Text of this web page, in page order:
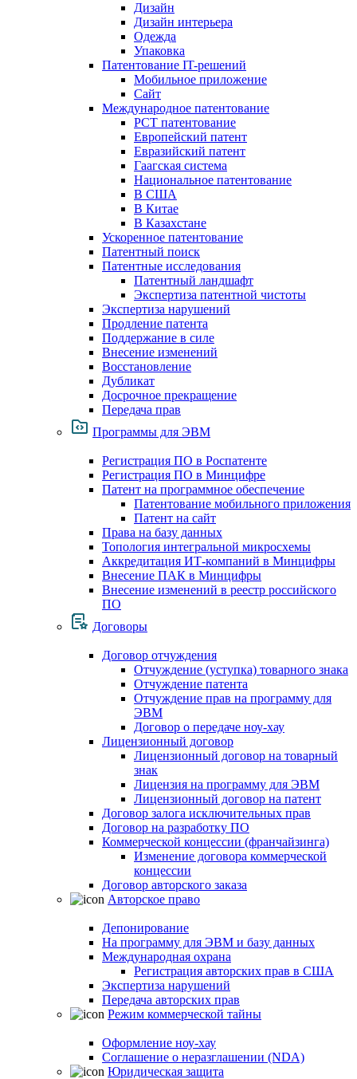
Дизайн
Дизайн интерьера
Одежда
Упаковка
Патентование IT-решений
Мобильное приложение
Сайт
Международное патентование
PCT патентование
Европейский патент
Евразийский патент
Гаагская система
Национальное патентование
В США
В Китае
В Казахстане
Ускоренное патентование
Патентный поиск
Патентные исследования
Патентный ландшафт
Экспертиза патентной чистоты
Экспертиза нарушений
Продление патента
Поддержание в силе
Внесение изменений
Восстановление
Дубликат
Досрочное прекращение
Передача прав
Программы для ЭВМ
Регистрация ПО в Роспатенте
Регистрация ПО в Минцифре
Патент на программное обеспечение
Патентование мобильного приложения
Патент на сайт
Права на базу данных
Топология интегральной микросхемы
Аккредитация ИТ-компаний в Минцифры
Внесение ПАК в Минцифры
Внесение изменений в реестр российского
ПО
Договоры
Договор отчуждения
Отчуждение (уступка) товарного знака
Отчуждение патента
Отчуждение прав на программу для
ЭВМ
Договор о передаче ноу-хау
Лицензионный договор
Лицензионный договор на товарный
знак
Лицензия на программу для ЭВМ
Лицензионный договор на патент
Договор залога исключительных прав
Договор на разработку ПО
Коммерческой концессии (франчайзинга)
Изменение договора коммерческой
концессии
Договор авторского заказа
Авторское право
Депонирование
На программу для ЭВМ и базу данных
Международная охрана
Регистрация авторских прав в США
Экспертиза нарушений
Передача авторских прав
Режим коммерческой тайны
Оформление ноу-хау
Соглашение о неразглашении (NDA)
Юридическая защита